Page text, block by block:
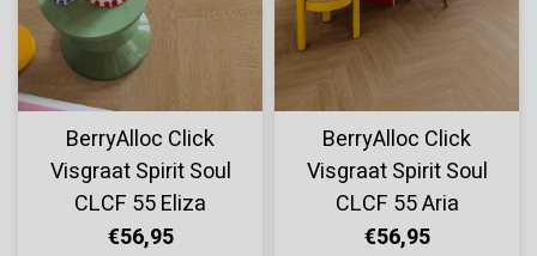
BerryAlloc Click
Visgraat Spirit Soul
CLCF 55 Eliza
60002407
€56,95
BerryAlloc Click
Visgraat Spirit Soul
CLCF 55 Aria
60002406
€56,95